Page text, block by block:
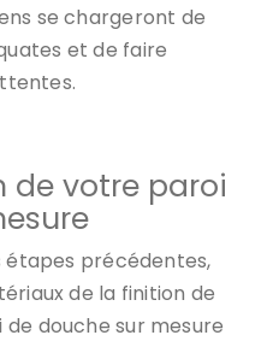
se chargeront de
et de faire
de votre paroi
précédentes,
de la finition de
douche sur mesure